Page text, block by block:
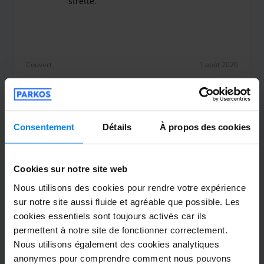
Consentement Détails À propos des cookies
Cookies sur notre site web
Nous utilisons des cookies pour rendre votre expérience
sur notre site aussi fluide et agréable que possible. Les
cookies essentiels sont toujours activés car ils
permettent à notre site de fonctionner correctement.
Nous utilisons également des cookies analytiques
anonymes pour comprendre comment nous pouvons
Couvert 1 août 2026
Ottima
Couvert 31 juillet 2026